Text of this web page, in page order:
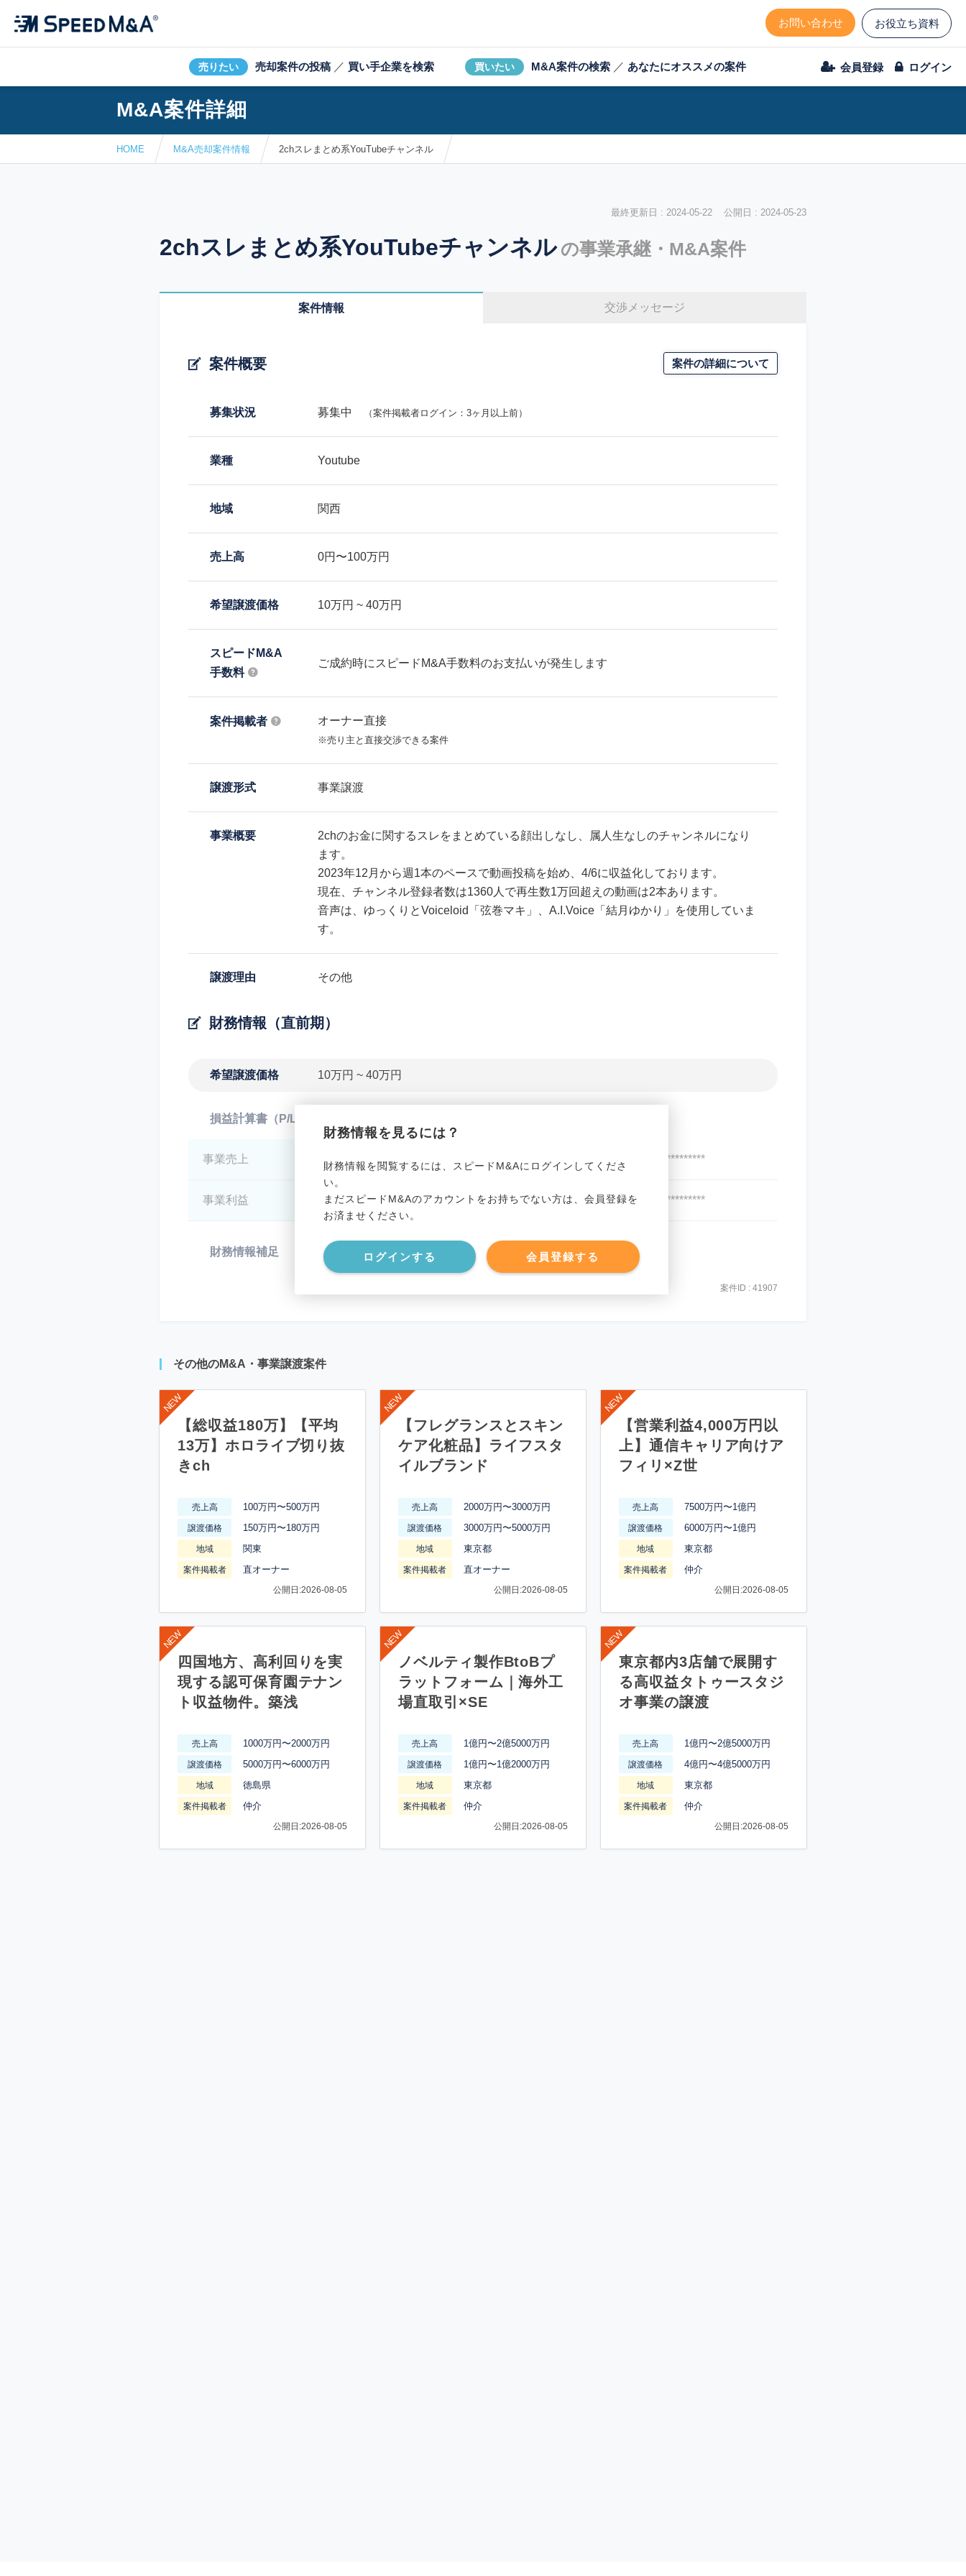
お問い合わせ お役立ち資料
売りたい 売却案件の投稿 ／ 買い手企業を検索 買いたい M&A案件の検索 ／ あなたにオススメの案件 会員登録 ログイン
M&A案件詳細
HOME M&A売却案件情報 2chスレまとめ系YouTubeチャンネル
最終更新日 : 2024-05-22 公開日 : 2024-05-23
2chスレまとめ系YouTubeチャンネル の事業承継・M&A案件
案件情報 交渉メッセージ
案件概要 案件の詳細について
募集状況 募集中 （案件掲載者ログイン：3ヶ月以上前）
業種 Youtube
地域 関西
売上高 0円〜100万円
希望譲渡価格 10万円 ~ 40万円
スピードM&A
手数料
ご成約時にスピードM&A手数料のお支払いが発生します
案件掲載者 オーナー直接
※売り主と直接交渉できる案件
譲渡形式 事業譲渡
事業概要
2chのお金に関するスレをまとめている顔出しなし、属人生なしのチャンネルになり
ます。
2023年12月から週1本のペースで動画投稿を始め、4/6に収益化しております。
現在、チャンネル登録者数は1360人で再生数1万回超えの動画は2本あります。
音声は、ゆっくりとVoiceloid「弦巻マキ」、A.I.Voice「結月ゆかり」を使用していま
す。
譲渡理由 その他
財務情報（直前期）
希望譲渡価格 10万円 ~ 40万円
財務情報を見るには？
財務情報を閲覧するには、スピードM&Aにログインしてくださ
い。
まだスピードM&Aのアカウントをお持ちでない方は、会員登録を
お済ませください。
ログインする 会員登録する
損益計算書（P/L）
事業売上 ********************
事業利益 ********************
事業資産 ********************
事業負債 ********************
財務情報補足 ********************
案件ID : 41907
その他のM&A・事業譲渡案件
【総収益180万】【平均
13万】ホロライブ切り抜
きch
売上高 100万円〜500万円
譲渡価格 150万円〜180万円
地域 関東
案件掲載者 直オーナー
公開日:2026-08-05
【フレグランスとスキン
ケア化粧品】ライフスタ
イルブランド
売上高 2000万円〜3000万円
譲渡価格 3000万円〜5000万円
地域 東京都
案件掲載者 直オーナー
公開日:2026-08-05
【営業利益4,000万円以
上】通信キャリア向けア
フィリ×Z世
売上高 7500万円〜1億円
譲渡価格 6000万円〜1億円
地域 東京都
案件掲載者 仲介
公開日:2026-08-05
四国地方、高利回りを実
現する認可保育園テナン
ト収益物件。築浅
売上高 1000万円〜2000万円
譲渡価格 5000万円〜6000万円
地域 徳島県
案件掲載者 仲介
公開日:2026-08-05
ノベルティ製作BtoBプ
ラットフォーム｜海外工
場直取引×SE
売上高 1億円〜2億5000万円
譲渡価格 1億円〜1億2000万円
地域 東京都
案件掲載者 仲介
公開日:2026-08-05
東京都内3店舗で展開す
る高収益タトゥースタジ
オ事業の譲渡
売上高 1億円〜2億5000万円
譲渡価格 4億円〜4億5000万円
地域 東京都
案件掲載者 仲介
公開日:2026-08-05